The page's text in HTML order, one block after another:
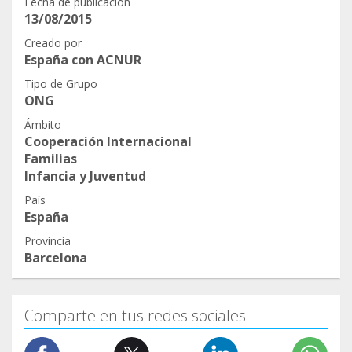
Enlace a la jornada:
Se ruega confirmar la asistencia escribiendo un
correo a cooperacio@amb.cat.
Nota: Aunque el cartel publicitario es en catalán,
las jornadas se realizarán en castellano.
¡Nos alegrará verte!
Aquí tienes tu invitación:
https://app.eventwo.com/innotech2020#/es
13/08/2015
Creado por
España con ACNUR
Tipo de Grupo
ONG
Ámbito
Cooperación Internacional
Familias
Infancia y Juventud
País
España
Provincia
Barcelona
Comparte en tus redes sociales